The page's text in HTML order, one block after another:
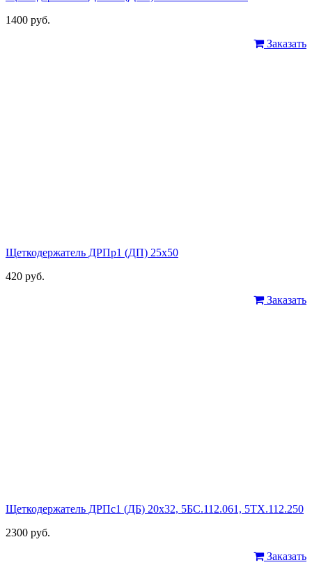
1400 руб.
Заказать
Щеткодержатель ДРПр1 (ДП) 25х50
420 руб.
Заказать
Щеткодержатель ДРПс1 (ДБ) 20х32, 5БС.112.061, 5ТХ.112.250
2300 руб.
Заказать